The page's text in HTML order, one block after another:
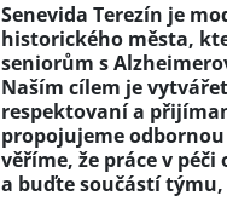
Senevida Terezín je
historického města,
seniorům s
Naším cílem je
respektovaní a
propojujeme odbornou
věříme, že práce v
a buďte součástí